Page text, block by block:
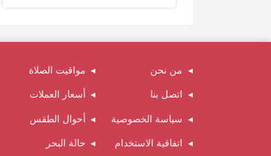
من نحن
اتصل بنا
سياسة الخصوصية
اتفاقية الاستخدام
مواقيت الصلاة
أسعار العملات
أحوال الطقس
حالة البحر